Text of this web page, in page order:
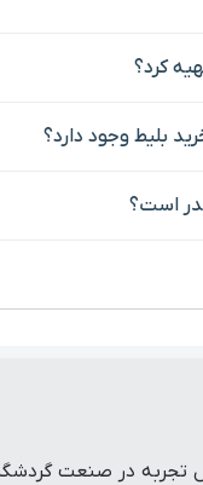
بلیط وجود دارد؟
است؟
پلتفرم رزرو آنلاین سفر است